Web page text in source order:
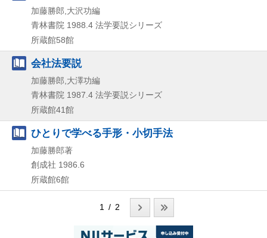
加藤勝郎,大沢功編
青林書院 1988.4 法学要説シリーズ
所蔵館58館
会社法要説
加藤勝郎,大澤功編
青林書院 1987.4 法学要説シリーズ
所蔵館41館
ひとりで学べる手形・小切手法
加藤勝郎著
創成社 1986.6
所蔵館6館
1 / 2